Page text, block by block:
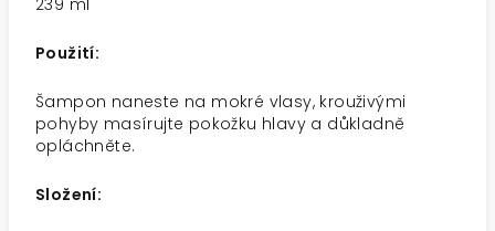
239 ml
Použití:
Šampon naneste na mokré vlasy, krouživými
pohyby masírujte pokožku hlavy a důkladně
opláchněte.
Složení: